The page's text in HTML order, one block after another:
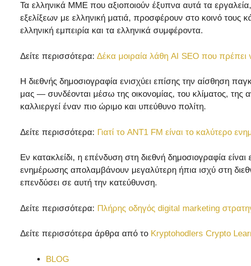
Τα ελληνικά ΜΜΕ που αξιοποιούν έξυπνα αυτά τα
εξελίξεων με ελληνική ματιά, προσφέρουν στο κοινό
ελληνική εμπειρία και τα ελληνικά συμφέροντα.
Δείτε περισσότερα: Δέκα μοιραία λάθη AI SEO που πρέπει
Η διεθνής δημοσιογραφία ενισχύει επίσης την αίσθηση
μας — συνδέονται μέσω της οικονομίας, του κλίματος, της
καλλιεργεί έναν πιο ώριμο και υπεύθυνο πολίτη.
Δείτε περισσότερα: Γιατί το ANT1 FM είναι το καλύτερο
Εν κατακλείδι, η επένδυση στη διεθνή δημοσιογραφία
ενημέρωσης απολαμβάνουν μεγαλύτερη ήπια ισχύ στη
επενδύσει σε αυτή την κατεύθυνση.
Δείτε περισσότερα: Πλήρης οδηγός digital marketing
Δείτε περισσότερα άρθρα από το Kryptohodlers Crypto
BLOG